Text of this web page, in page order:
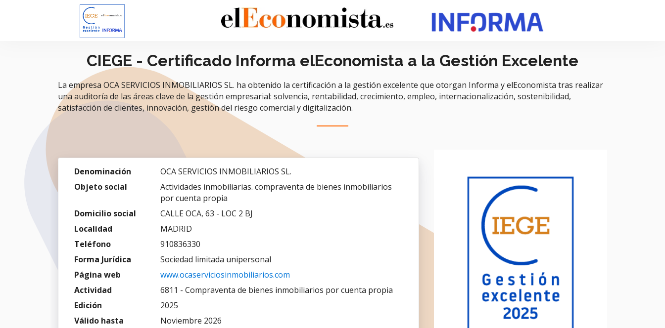
CIEGE - Certificado Informa elEconomista a la Gestión Excelente
La empresa OCA SERVICIOS INMOBILIARIOS SL. ha obtenido la certificación a la gestión excelente que otorgan Informa y elEconomista tras realizar
una auditoría de las áreas clave de la gestión empresarial: solvencia, rentabilidad, crecimiento, empleo, internacionalización, sostenibilidad,
satisfacción de clientes, innovación, gestión del riesgo comercial y digitalización.
Denominación
OCA SERVICIOS INMOBILIARIOS SL.
Objeto social
Actividades inmobiliarias. compraventa de bienes inmobiliarios
por cuenta propia
Domicilio social
CALLE OCA, 63 - LOC 2 BJ
Localidad
MADRID
Teléfono
910836330
Forma Jurídica
Sociedad limitada unipersonal
Página web
www.ocaserviciosinmobiliarios.com
Actividad
6811 - Compraventa de bienes inmobiliarios por cuenta propia
Edición
2025
Válido hasta
Noviembre 2026